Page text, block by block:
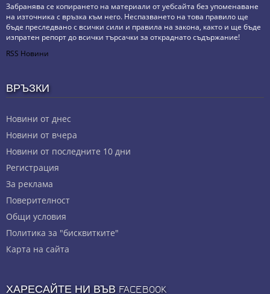
Забранява се копирането на материали от уебсайта без упоменаване
на източника с връзка към него. Неспазването на това правило ще
бъде преследвано с всички сили и правила на закона, както и ще бъде
изпратен репорт до всички търсачки за откраднато съдържание!
RSS Новини
ВРЪЗКИ
Новини от днес
Новини от вчера
Новини от последните 10 дни
Регистрация
За реклама
Πoвepитeлнocт
Общи условия
Политика за "бисквитките"
Карта на сайта
ХАРЕСАЙТЕ НИ ВЪВ FACEBOOK